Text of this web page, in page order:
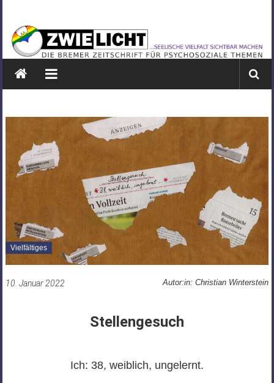
springen
ZWIELICHT
BREMEN
DIE
PSYCHOSOZIALE
THEMEN
Vielfältiges
10. Januar 2022 Autor:in: Christian Winterstein
Stellengesuch
Ich: 38, weiblich, ungelernt.